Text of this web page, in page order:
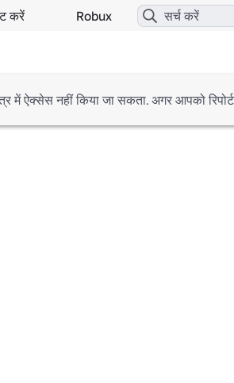
करें Robux
में ऐक्सेस नहीं किया जा सकता. अगर आपको